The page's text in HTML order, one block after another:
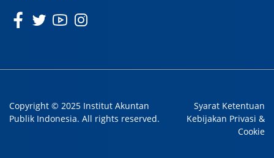
Copyright © 2025 Institut Akuntan
Publik Indonesia. All rights reserved.
Syarat Ketentuan
Kebijakan Privasi &
Cookie